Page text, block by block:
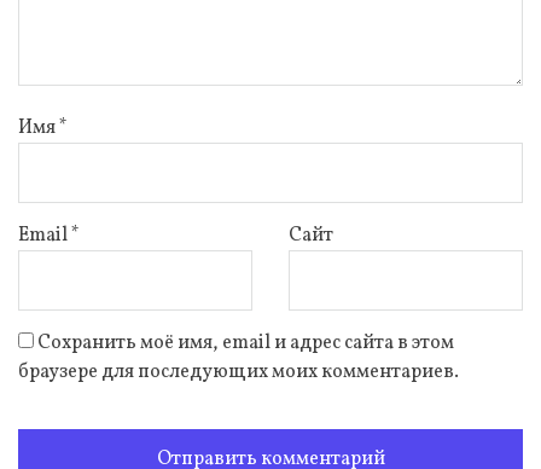
Имя*
Email* Сайт
Сохранить моё имя, email и адрес сайта в этом
браузере для последующих моих комментариев.